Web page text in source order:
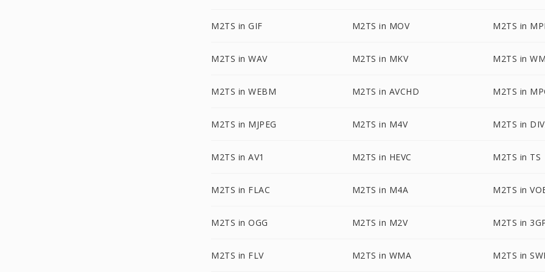
M2TS in GIF M2TS in MOV M2TS in
M2TS in WAV M2TS in MKV M2TS in
M2TS in WEBM M2TS in AVCHD M2TS in
M2TS in MJPEG M2TS in M4V M2TS in
M2TS in AV1 M2TS in HEVC M2TS in TS
M2TS in FLAC M2TS in M4A M2TS in
M2TS in OGG M2TS in M2V M2TS in
M2TS in FLV M2TS in WMA M2TS in